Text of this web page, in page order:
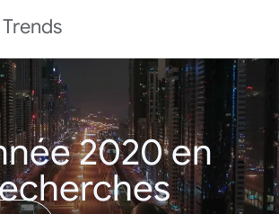
Trends
2020 en